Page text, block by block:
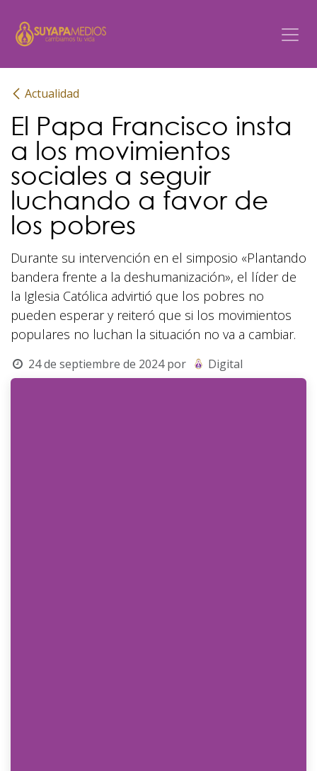
Actualidad
El Papa Francisco insta
a los movimientos
sociales a seguir
luchando a favor de
los pobres
Durante su intervención en el simposio «Plantando
bandera frente a la deshumanización», el líder de
la Iglesia Católica advirtió que los pobres no
pueden esperar y reiteró que si los movimientos
populares no luchan la situación no va a cambiar.
24 de septiembre de 2024 por Digital